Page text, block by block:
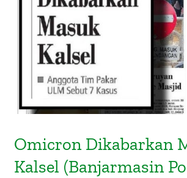
(Banjarmasin Post, 8
Omicron Dikabarkan
Kalsel (Banjarmasin